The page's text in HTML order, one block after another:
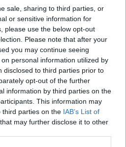
sale, sharing to third parties, or
or sensitive information for
please use the below opt-out
Please note that after your
you may continue seeing
personal information utilized by
disclosed to third parties prior to
opt-out of the further
information by third parties on the
This information may
third parties on the IAB’s List of
that may further disclose it to other
επιστημονική εξήγηση η
την ''κατασκευή''του
οι νευρικές απολήξεις
είναι πιο έντονες σε
γύρω από το πέος ενός
να βιώνουν πιο έντονα
πέφτουν οι